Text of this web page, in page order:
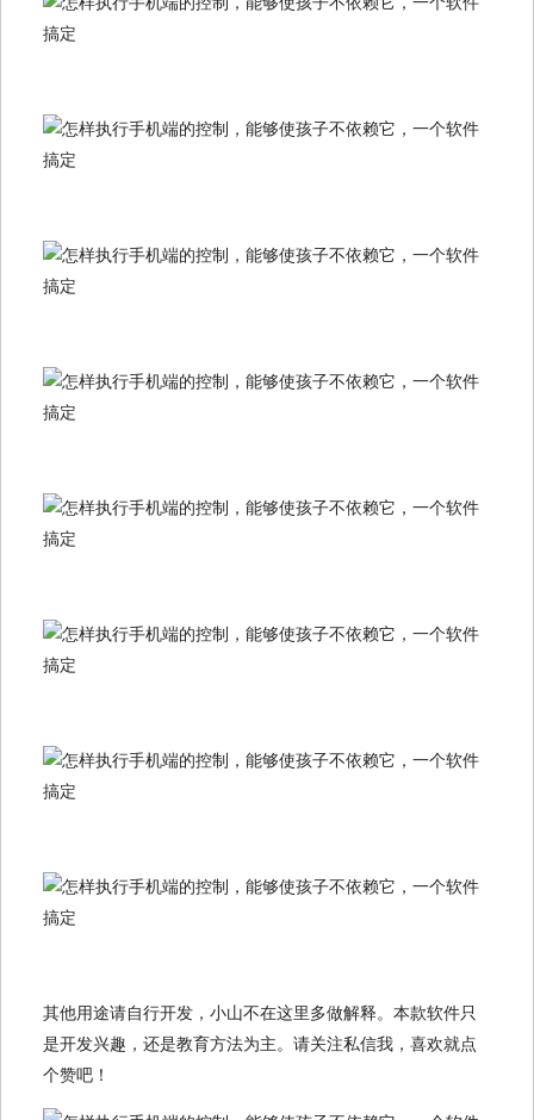
其他用途请自行开发，小山不在这里多做解释。本款软件只
是开发兴趣，还是教育方法为主。请关注私信我，喜欢就点
个赞吧！